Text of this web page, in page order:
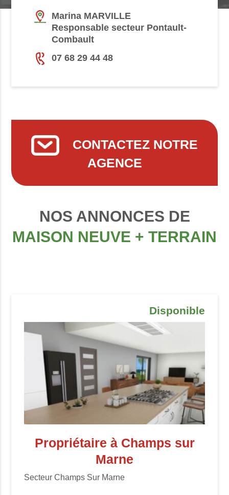
Marina MARVILLE
Responsable secteur Pontault-
Combault
07 68 29 44 48
CONTACTEZ NOTRE
AGENCE
NOS ANNONCES DE
MAISON NEUVE + TERRAIN
Disponible
Propriétaire à Champs sur
Marne
Secteur Champs Sur Marne